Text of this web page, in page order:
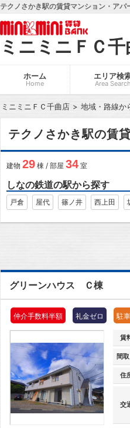
テクノさかき駅の賃貸マンション・ア
ミニミニＦＣ千
ホーム
Home
エリア検
Area Search
ミニミニＦＣ千曲店 地域・路線か
テクノさかき駅の賃
建物 29 棟 / 部屋 34 室
しなの鉄道の駅から探す
戸倉 屋代 篠ノ井 西上田
グリーンハウス Ｃ棟
仲介手数料半額 礼金ゼロ 駐
賃
間
住
交